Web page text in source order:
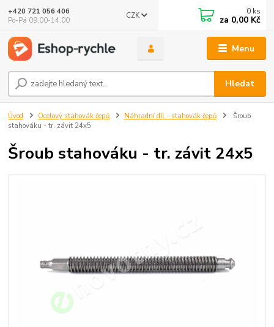
Menu
CZK
Hledat
+420 721 056 406
Po-Pá 09.00-14.00
0 ks
za 0,00 Kč
Úvod Ocelový stahovák čepů Náhradní díl - stahovák čepů
Šroub
stahováku - tr. závit 24x5
Šroub stahováku - tr. závit 24x5